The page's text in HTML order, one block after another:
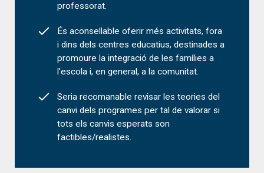
professorat.
És aconsellable oferir més activitats, fora
i dins dels centres educatius, destinades a
promoure la integració de les famílies a
l'escola i, en general, a la comunitat.
Seria recomanable revisar les teories del
canvi dels programes per tal de valorar si
tots els canvis esperats son
factibles/realistes.